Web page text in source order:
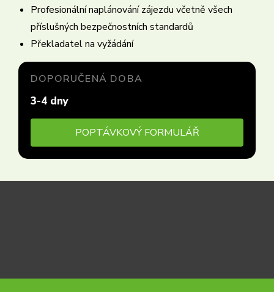
Profesionální naplánování zájezdu včetně všech
příslušných bezpečnostních standardů
Překladatel na vyžádání
DOPORUČENÁ DOBA
3-4 dny
POPTÁVKOVÝ FORMULÁŘ